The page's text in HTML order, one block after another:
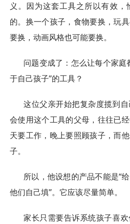
义。因为这套工具之所以有效，
的。换一个孩子，食物要换，玩
要换，动画风格也可能要换。
问题变成了：怎么让每个家庭
于自己孩子”的工具？
这位父亲开始把复杂度揽到
会使用这个工具的父母，往往已
天要工作，晚上要照顾孩子，而
子。
所以，他设想的产品不能是“
他们自己填”。它应该尽量简单。
家长只需要告诉系统孩子喜